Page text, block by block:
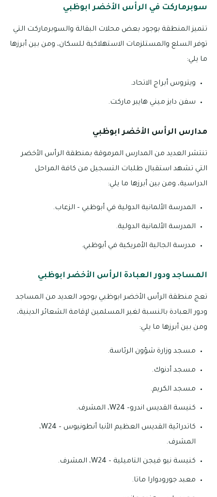
سوبرماركت في الرأس الأخضر ابوظبي
تتميز المنطقة بوجود بعض محلات البقالة والسوبرماركت التي
توفر السلع والمستلزمات الاستهلاكية للسكان، ومن بين أبرزها
ما يلي:
ويتروس أبراج الاتحاد.
سفن دايز ميني هايبر ماركت.
مدارس الرأس الأخضر ابوظبي
تنتشر العديد من المدارس المرموقة بمنطقة الرأس الأخضر
التي تشهد استقبال طلبات التسجيل من كافة المراحل
الدراسية، ومن بين أبرزها ما يلي:
المدرسة الألمانية الدولية في أبوظبي – الزعاب.
المدرسة الألمانية الدولية.
مدرسة الجالية الأمريكية في أبوظبي.
المساجد ودور العبادة الرأس الأخضر ابوظبي
تعج منطقة الرأس الأخضر ابوظبي بوجود العديد من المساجد
ودور العبادة بالنسبة لغير المسلمين لإقامة الشعائر الدينية،
ومن بين أبرزها ما يلي:
مسجد وزارة شؤون الرئاسة.
مسجد أدنوك.
مسجد الكريم.
كنيسة القديس اندرو– W24، المشرف.
كاتدرائية القديس العظيم الأنبا أنطونيوس – W24،
المشرف.
كنيسة نيو فيجن التاميلية – W24، المشرف.
معبد جورودوارا ماتا.